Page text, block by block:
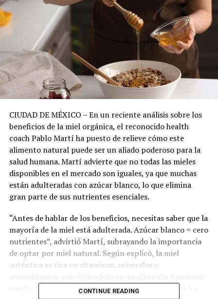
CIUDAD DE MÉXICO – En un reciente análisis sobre los
beneficios de la miel orgánica, el reconocido health
coach Pablo Martí ha puesto de relieve cómo este
alimento natural puede ser un aliado poderoso para la
salud humana. Martí advierte que no todas las mieles
disponibles en el mercado son iguales, ya que muchas
están adulteradas con azúcar blanco, lo que elimina
gran parte de sus nutrientes esenciales.
“Antes de hablar de los beneficios, necesitas saber que la
mayoría de la miel está adulterada. Azúcar blanco = cero
nutrientes”, advirtió Martí, subrayando la importancia
de optar por miel natural. Según explicó, la miel
auténtica es rica en vitaminas, minerales y
mucho más completo que los azúcares refinados o los
CONTINUE READING